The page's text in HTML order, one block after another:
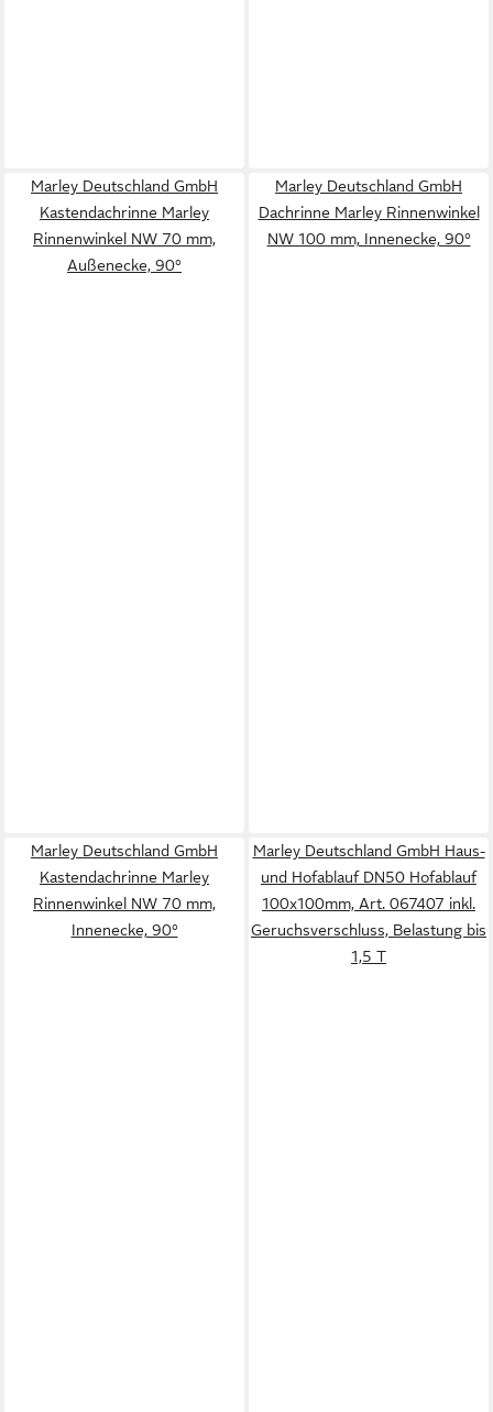
Marley Deutschland GmbH
Kastendachrinne Marley
Rinnenwinkel NW 70 mm,
Außenecke, 90°
Marley Deutschland GmbH
Dachrinne Marley Rinnenwinkel
NW 100 mm, Innenecke, 90°
Marley Deutschland GmbH
Kastendachrinne Marley
Rinnenwinkel NW 70 mm,
Innenecke, 90°
Marley Deutschland GmbH Haus-
und Hofablauf DN50 Hofablauf
100x100mm, Art. 067407 inkl.
Geruchsverschluss, Belastung bis
1,5 T